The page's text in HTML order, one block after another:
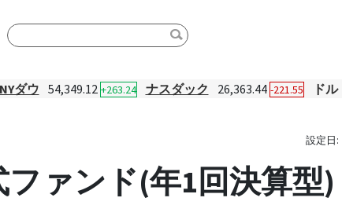
NYダウ 54,349.12 +263.24 ナスダック 26,363.44 -221.55 ドル
設定日:
ファンド(年1回決算型)